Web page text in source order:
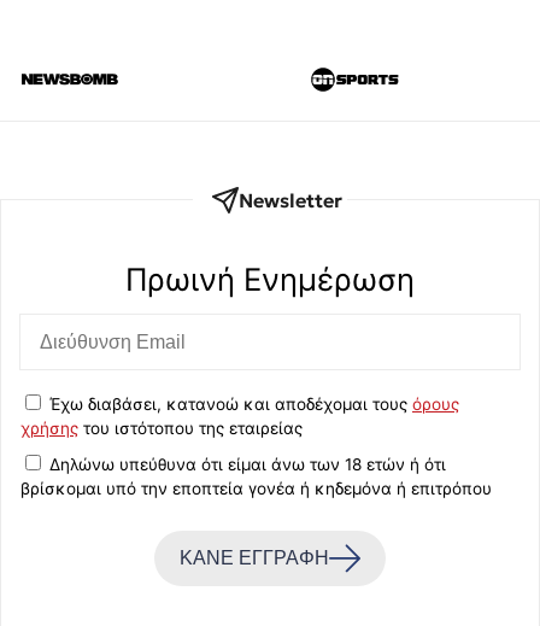
Newsletter
Πρωινή Eνημέρωση
Έχω διαβάσει, κατανοώ και αποδέχομαι τους όρους
χρήσης του ιστότοπου της εταιρείας
Δηλώνω υπεύθυνα ότι είμαι άνω των 18 ετών ή ότι
βρίσκομαι υπό την εποπτεία γονέα ή κηδεμόνα ή επιτρόπου
ΚΑΝΕ ΕΓΓΡΑΦΗ